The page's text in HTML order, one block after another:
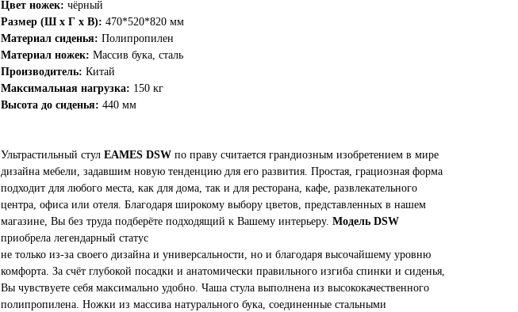
Цвет ножек: чёрный
Размер (Ш х Г х В): 470*520*820 мм
Материал сиденья: Полипропилен
Материал ножек: Массив бука, сталь
Производитель: Китай
Максимальная нагрузка: 150 кг
Высота до сиденья: 440 мм
Ультрастильный стул EAMES DSW по праву считается грандиозным изобретением в мире
дизайна мебели, задавшим новую тенденцию для его развития. Простая, грациозная форма
подходит для любого места, как для дома, так и для ресторана, кафе, развлекательного
центра, офиса или отеля. Благодаря широкому выбору цветов, представленных в нашем
магазине, Вы без труда подберёте подходящий к Вашему интерьеру. Модель DSW
приобрела легендарный статус
не только из-за своего дизайна и универсальности, но и благодаря высочайшему уровню
комфорта. За счёт глубокой посадки и анатомически правильного изгиба спинки и сиденья,
Вы чувствуете себя максимально удобно. Чаша стула выполнена из высококачественного
полипропилена. Ножки из массива натурального бука, соединенные стальными